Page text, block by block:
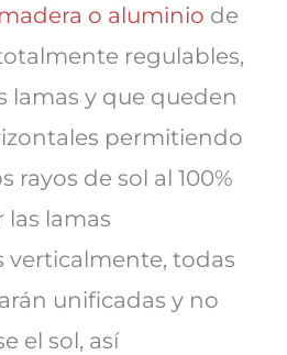
o aluminio de
regulables,
lamas y que queden
permitiendo
rayos de sol al 100%
las lamas
verticalmente, todas
unificadas y no
el sol, así